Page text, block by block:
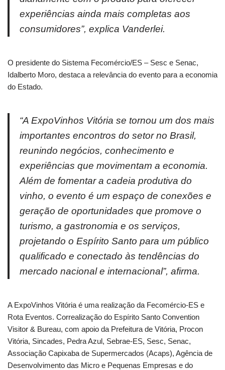
experiências ainda mais completas aos
consumidores”, explica Vanderlei.
O presidente do Sistema Fecomércio/ES – Sesc e Senac,
Idalberto Moro, destaca a relevância do evento para a economia
do Estado.
“A ExpoVinhos Vitória se tornou um dos mais
importantes encontros do setor no Brasil,
reunindo negócios, conhecimento e
experiências que movimentam a economia.
Além de fomentar a cadeia produtiva do
vinho, o evento é um espaço de conexões e
geração de oportunidades que promove o
turismo, a gastronomia e os serviços,
projetando o Espírito Santo para um público
qualificado e conectado às tendências do
mercado nacional e internacional”, afirma.
A ExpoVinhos Vitória é uma realização da Fecomércio-ES e
Rota Eventos. Correalização do Espírito Santo Convention
Visitor & Bureau, com apoio da Prefeitura de Vitória, Procon
Vitória, Sincades, Pedra Azul, Sebrae-ES, Sesc, Senac,
Associação Capixaba de Supermercados (Acaps), Agência de
Desenvolvimento das Micro e Pequenas Empresas e do